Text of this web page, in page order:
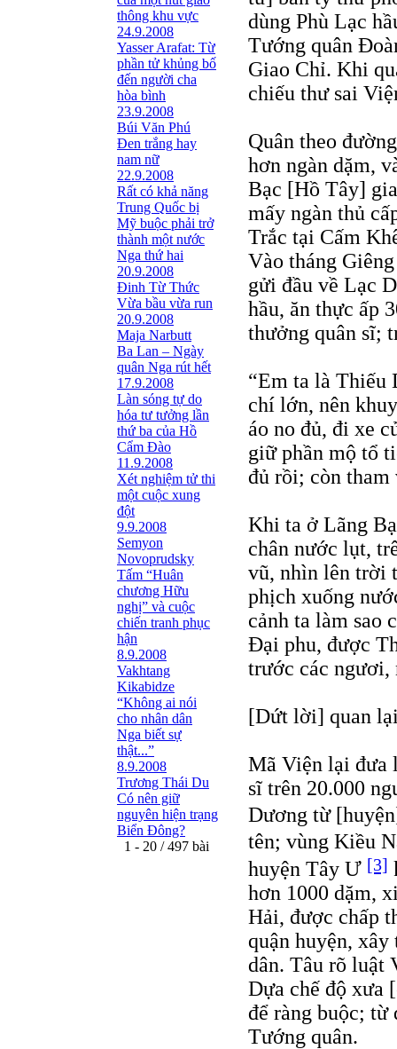
thông khu vực
24.9.2008
Yasser Arafat: Từ
phần tử khủng bố
đến người cha
hòa bình
23.9.2008
Búi Văn Phú
Đen trắng hay
nam nữ
22.9.2008
Rất có khả năng
Trung Quốc bị
Mỹ buộc phải trở
thành một nước
Nga thứ hai
20.9.2008
Đinh Từ Thức
Vừa bầu vừa run
20.9.2008
Maja Narbutt
Ba Lan – Ngày
quân Nga rút hết
17.9.2008
Làn sóng tự do
hóa tư tưởng lần
thứ ba của Hồ
Cẩm Đào
11.9.2008
Xét nghiệm tử thi
một cuộc xung
đột
9.9.2008
Semyon
Novoprudsky
Tấm “Huân
chương Hữu
nghị” và cuộc
chiến tranh phục
hận
8.9.2008
Vakhtang
Kikabidze
“Không ai nói
cho nhân dân
Nga biết sự
thật...”
8.9.2008
Trương Thái Du
Có nên giữ
nguyên hiện trạng
Biển Đông?
1 - 20 / 497 bài
dùng Phù Lạc
Tướng quân
Giao Chỉ. Khi
chiếu thư sai
Quân theo
hơn ngàn dặm,
Bạc [Hồ Tây]
mấy ngàn thủ
Trắc tại Cấm
Vào tháng
gửi đầu về Lạc
hầu, ăn thực ấp
thưởng quân sĩ;
“Em ta là Thiếu
chí lớn, nên
áo no đủ, đi xe
giữ phần mộ tổ
đủ rồi; còn tham
Khi ta ở Lãng
chân nước lụt,
vũ, nhìn lên trời
phịch xuống
cảnh ta làm sao
Ðại phu, được
trước các ngươi,
[Dứt lời] quan
Mã Viện lại đưa
sĩ trên 20.000
Dương từ
tên; vùng Kiều
huyện Tây Ư [3]
hơn 1000 dặm,
Hải, được chấp
quận huyện,
dân. Tâu rõ luật
Dựa chế độ xưa
để ràng buộc; từ
Tướng quân.